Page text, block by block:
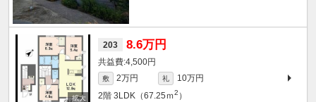
203 8.6万円
4,500円
敷 2万円 礼
10万円
2階 3LDK（67.25ｍ2 ）